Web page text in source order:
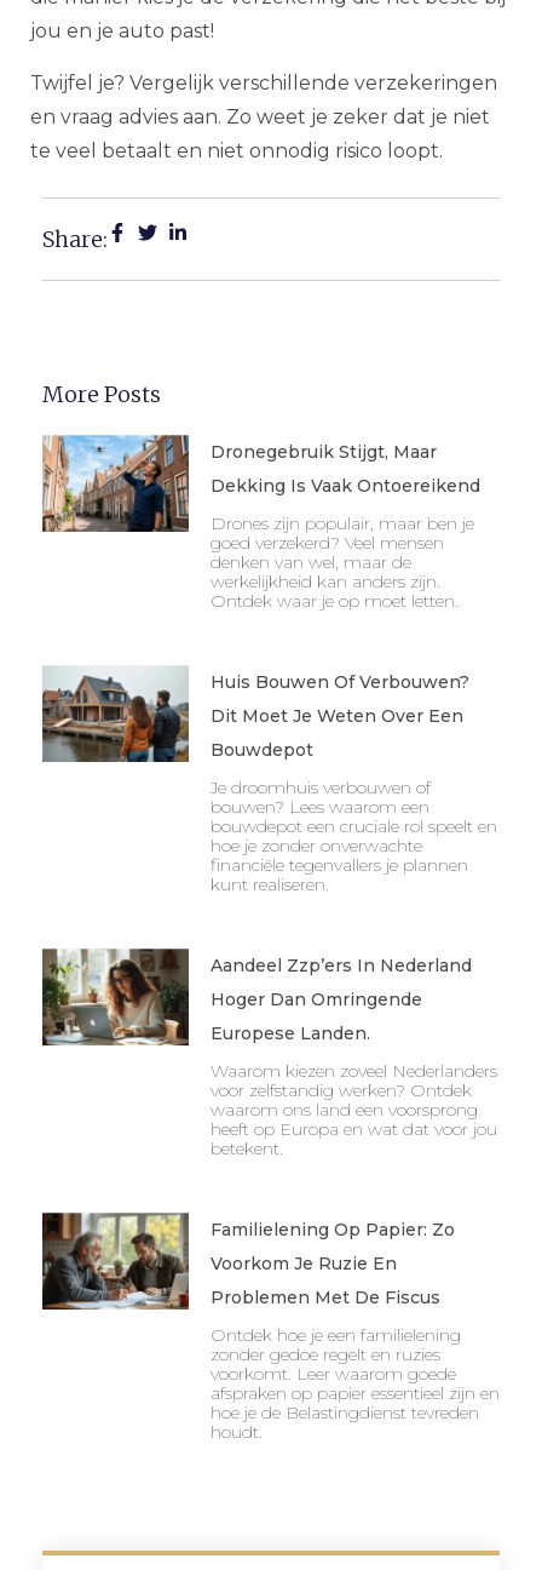
jou en je auto past!
Twijfel je? Vergelijk verschillende verzekeringen
en vraag advies aan. Zo weet je zeker dat je niet
te veel betaalt en niet onnodig risico loopt.
Share:
More Posts
Dronegebruik Stijgt, Maar
Dekking Is Vaak Ontoereikend
Drones zijn populair, maar ben je
goed verzekerd? Veel mensen
denken van wel, maar de
werkelijkheid kan anders zijn.
Ontdek waar je op moet letten.
Huis Bouwen Of Verbouwen?
Dit Moet Je Weten Over Een
Bouwdepot
Je droomhuis verbouwen of
bouwen? Lees waarom een
bouwdepot een cruciale rol speelt en
hoe je zonder onverwachte
financiële tegenvallers je plannen
kunt realiseren.
Aandeel Zzp’ers In Nederland
Hoger Dan Omringende
Europese Landen.
Waarom kiezen zoveel Nederlanders
voor zelfstandig werken? Ontdek
waarom ons land een voorsprong
heeft op Europa en wat dat voor jou
betekent.
Familielening Op Papier: Zo
Voorkom Je Ruzie En
Problemen Met De Fiscus
Ontdek hoe je een familielening
zonder gedoe regelt en ruzies
voorkomt. Leer waarom goede
afspraken op papier essentieel zijn en
hoe je de Belastingdienst tevreden
houdt.